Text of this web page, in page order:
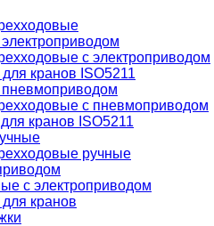
с электроприводом
кранов ISO5211
с пневмоприводом
кранов ISO5211
ручные
с электроприводом
кранов